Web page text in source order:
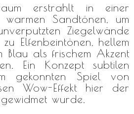
erstrahlt in einer
Sandtönen, um
Ziegelwände
Elfenbeintönen, hellem
Blau als frischem Akzent
Ein Konzept subtilen
gekonnten Spiel von
Wow-Effekt hier der
wurde.